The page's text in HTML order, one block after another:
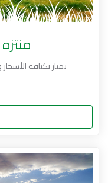
يمتاز بكثافة